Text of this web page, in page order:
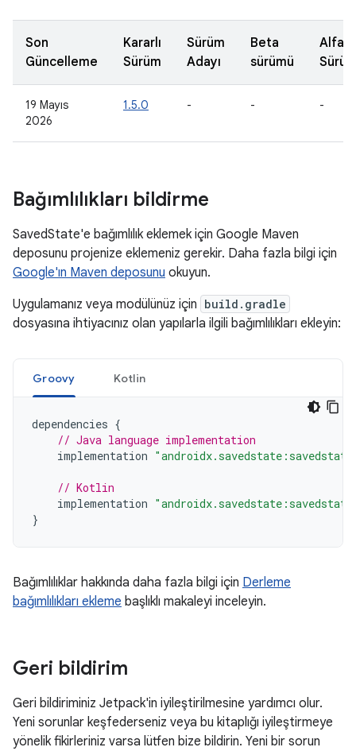
Son
Güncelleme
Kararlı
Sürüm
Sürüm
Adayı
Beta
sürümü
Alfa
19 Mayıs
2026
1.5.0 - - -
Bağımlılıkları bildirme
SavedState'e bağımlılık eklemek için Google Maven
deposunu projenize eklemeniz gerekir. Daha fazla bilgi için
Google'ın Maven deposunu okuyun.
Uygulamanız veya modülünüz için build.gradle
dosyasına ihtiyacınız olan yapılarla ilgili bağımlılıkları ekleyin:
Groovy Kotlin
dependencies {
// Java language implementation
implementation
// Kotlin
implementation
}
Bağımlılıklar hakkında daha fazla bilgi için Derleme
bağımlılıkları ekleme başlıklı makaleyi inceleyin.
Geri bildirim
Geri bildiriminiz Jetpack'in iyileştirilmesine yardımcı olur.
Yeni sorunlar keşfederseniz veya bu kitaplığı iyileştirmeye
yönelik fikirleriniz varsa lütfen bize bildirin. Yeni bir sorun